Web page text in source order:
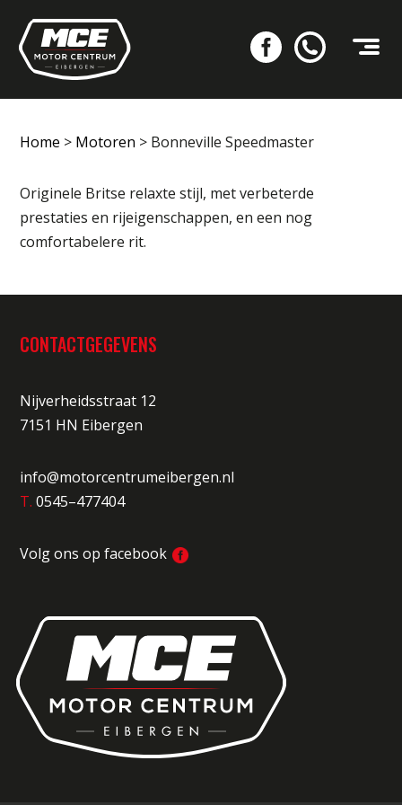
Home > Motoren > Bonneville Speedmaster
Originele Britse relaxte stijl, met verbeterde
prestaties en rijeigenschappen, en een nog
comfortabelere rit.
CONTACTGEGEVENS
Nijverheidsstraat 12
7151 HN Eibergen
info@motorcentrumeibergen.nl
T. 0545–477404
Volg ons op facebook